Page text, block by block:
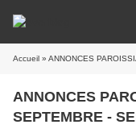
Accueil » ANNONCES
ANNONCES
SEPTEMBRE -